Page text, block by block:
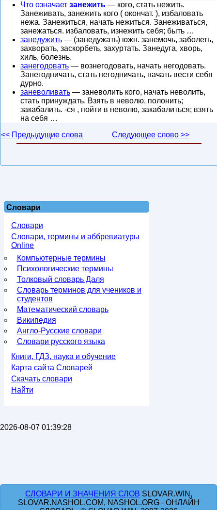
Что означает занежить — кого, стать нежить.
Занеживать, занежить кого ( окончат. ), избаловать
нежа. Занежиться, начать нежиться. Занеживаться,
занежаться. избаловать, изнежить себя; быть …
занедужить — (занедужать) южн. занемочь, заболеть,
захворать, заскорбеть, захуртать. Занедуга, хворь,
хиль, болезнь.
занегодовать — вознегодовать, начать негодовать.
Занегодничать, стать негодничать, начать вести себя
дурно.
заневоливать — заневолить кого, начать неволить,
стать принуждать. Взять в неволю, полонить;
закабалить. -ся , пойти в неволю, закабалиться; взять
на себя …
<< Предыдущие слова
Следующее слово >>
Словари
Словари
Словари, термины и аббревиатуры
Online
Компьютерные термины
Психологические термины
Толковый словарь Даля
Словарь терминов для учеников и
студентов
Математический словарь
Википедия
Англо-Русские словари
Словари русского языка
Книги, ГДЗ, наука и обучение
Карта сайта Словарей
Скачать словари
Найти
2026-08-07 01:39:28
СЛОВАРИ И ЗНАЧЕНИЯ СЛОВ SLOVAR.WIN,
SLOVAR.NASHOL.COM, NASHOL.ORG - ОНЛАЙН